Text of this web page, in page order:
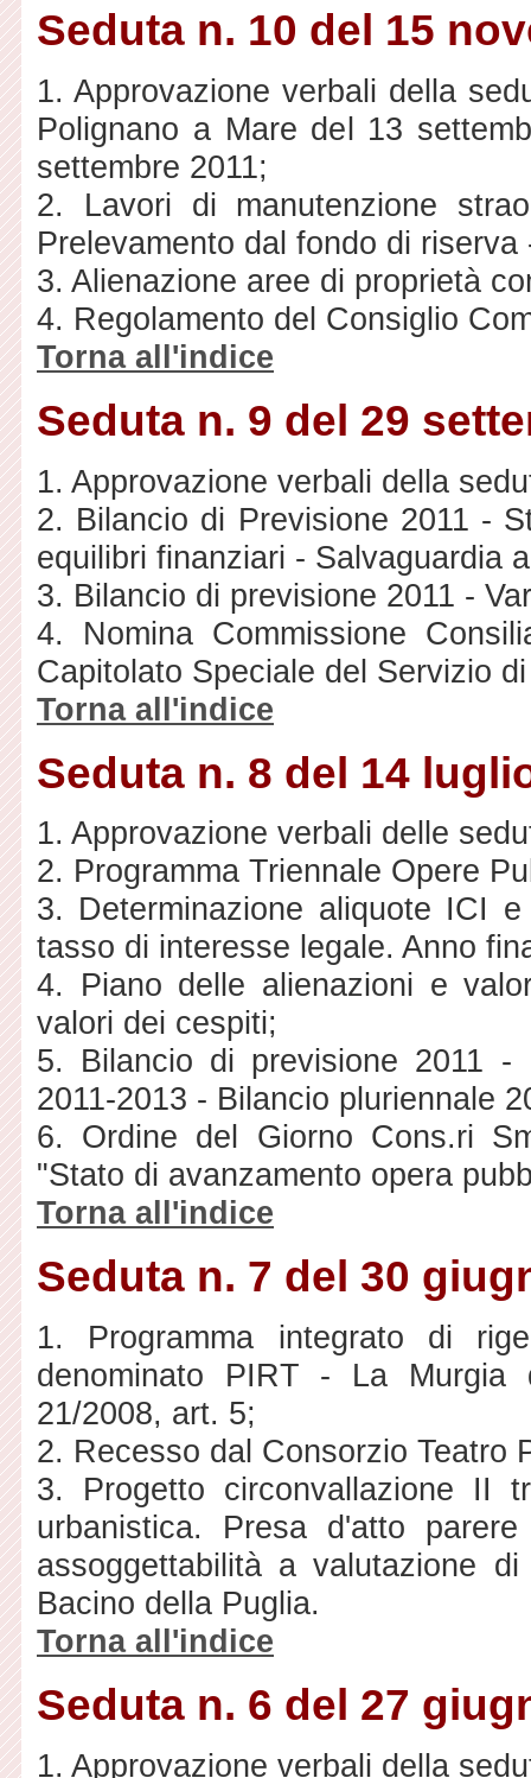
Seduta n. 10 del 15
1. Approvazione verbali della
Polignano a Mare del 13
settembre 2011;
2. Lavori di manutenzione
Prelevamento dal fondo di
3. Alienazione aree di proprietà
4. Regolamento del Consiglio
Torna all'indice
Seduta n. 9 del 29
1. Approvazione verbali della
2. Bilancio di Previsione 2011 -
equilibri finanziari - Salvaguardia
3. Bilancio di previsione 2011 -
4. Nomina Commissione
Capitolato Speciale del Servizio
Torna all'indice
Seduta n. 8 del 14
1. Approvazione verbali delle
2. Programma Triennale Opere
3. Determinazione aliquote ICI
tasso di interesse legale. Anno
4. Piano delle alienazioni e
valori dei cespiti;
5. Bilancio di previsione 2011 -
2011-2013 - Bilancio pluriennale
6. Ordine del Giorno Cons.ri
"Stato di avanzamento opera
Torna all'indice
Seduta n. 7 del 30
1. Programma integrato di
denominato PIRT - La
21/2008, art. 5;
2. Recesso dal Consorzio Teatro
3. Progetto circonvallazione II
urbanistica. Presa d'atto
assoggettabilità a valutazione
Bacino della Puglia.
Torna all'indice
Seduta n. 6 del 27
1. Approvazione verbali della